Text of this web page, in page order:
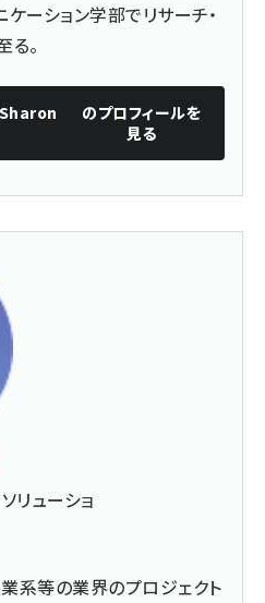
ーション学部でリサーチ・
。
のプロフィールを
見る
リューショ
系等の業界のプロジェクト